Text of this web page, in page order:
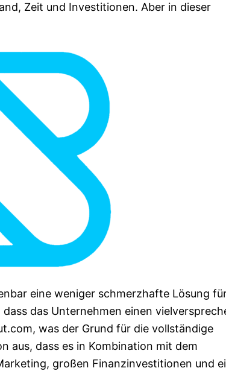
Zeit und Investitionen. Aber in dieser
eine weniger schmerzhafte Lösung
das Unternehmen einen
was der Grund für die vollständige
aus, dass es in Kombination mit dem
großen Finanzinvestitionen und